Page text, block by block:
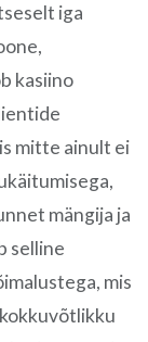
iga
kasiino
mitte ainult ei
mängija ja
selline
mis